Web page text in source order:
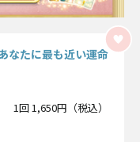
なたに最も近い運命
1回 1,650円（税込）